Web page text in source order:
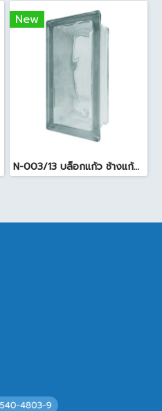
New
N-003/13 บล็อกแก้ว ช้างแก้ว WOW พริ้วแก้ว ( 24x11.5x8cm )